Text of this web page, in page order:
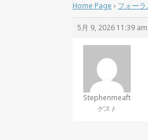
Home Page › フォーラ
5月 9, 2026 11:39 am
Stephenmeaft
ゲスト